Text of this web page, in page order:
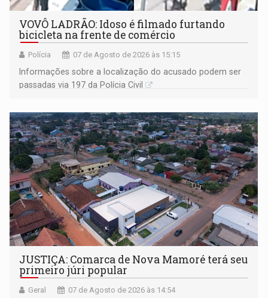
VOVÔ LADRÃO: Idoso é filmado furtando
bicicleta na frente de comércio
Polícia 07 de Agosto de 2026 às 15:15
Informações sobre a localização do acusado podem ser
passadas via 197 da Polícia Civil
JUSTIÇA: Comarca de Nova Mamoré terá seu
primeiro júri popular
Geral 07 de Agosto de 2026 às 14:54